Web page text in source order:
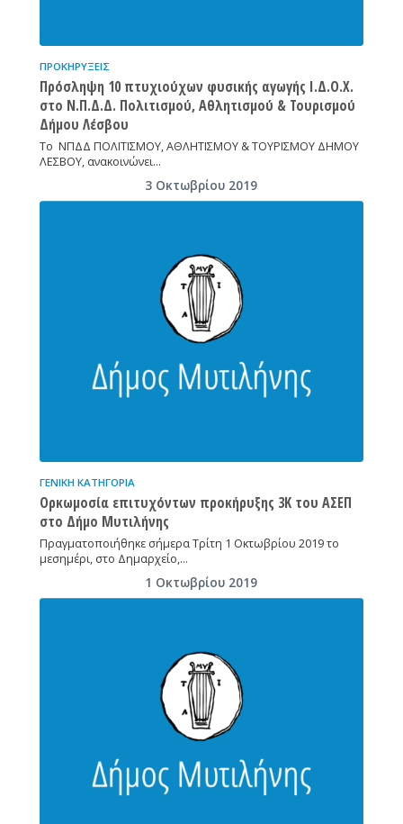
ΠΡΟΚΗΡΎΞΕΙΣ
Πρόσληψη 10 πτυχιούχων φυσικής αγωγής Ι.Δ.Ο.Χ.
στο Ν.Π.Δ.Δ. Πολιτισμού, Αθλητισμού & Τουρισμού
Δήμου Λέσβου
To ΝΠΔΔ ΠΟΛΙΤΙΣΜΟΥ, ΑΘΛΗΤΙΣΜΟΥ & ΤΟΥΡΙΣΜΟΥ ΔΗΜΟΥ
ΛΕΣΒΟΥ, ανακοινώνει…
3 Οκτωβρίου 2019
ΓΕΝΙΚΉ ΚΑΤΗΓΟΡΊΑ
Ορκωμοσία επιτυχόντων προκήρυξης 3Κ του ΑΣΕΠ
στο Δήμο Μυτιλήνης
Πραγματοποιήθηκε σήμερα Τρίτη 1 Οκτωβρίου 2019 το
μεσημέρι, στο Δημαρχείο,…
1 Οκτωβρίου 2019